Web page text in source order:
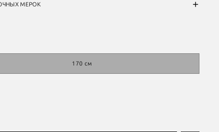
МЕРОК
170 см